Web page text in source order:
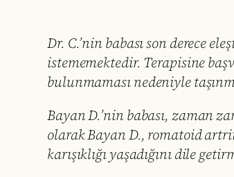
Dr. C.’nin babası son derece
istememektedir. Terapisine
bulunmaması nedeniyle
Bayan D.’nin babası, zaman
olarak Bayan D., romatoid
karışıklığı yaşadığını dile